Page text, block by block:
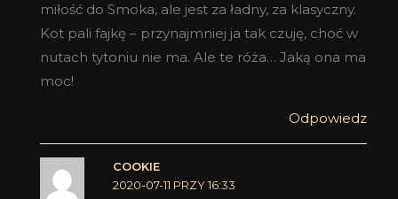
miłość do Smoka, ale jest za ładny, za klasyczny.
Kot pali fajkę – przynajmniej ja tak czuję, choć w
nutach tytoniu nie ma. Ale te róża… Jaką ona ma
moc!
Odpowiedz
COOKIE
2020-07-11 PRZY 16:33